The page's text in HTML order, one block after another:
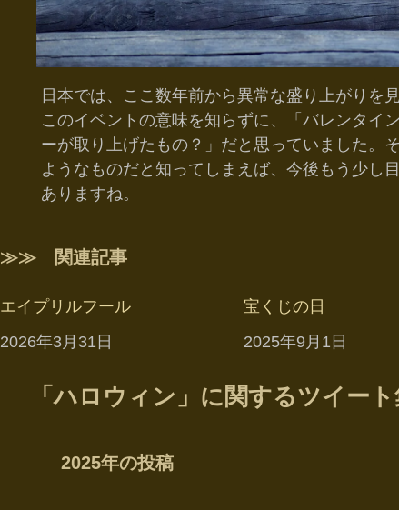
日本では、ここ数年前から異常な盛り上がりを
このイベントの意味を知らずに、「バレンタイ
ーが取り上げたもの？」だと思っていました。
ようなものだと知ってしまえば、今後もう少し
ありますね。
≫≫ 関連記事
エイプリルフール
日付
2026年3月31日
宝くじの日
日付
2025年9月1日
「ハロウィン」に関するツイー
2025年の投稿